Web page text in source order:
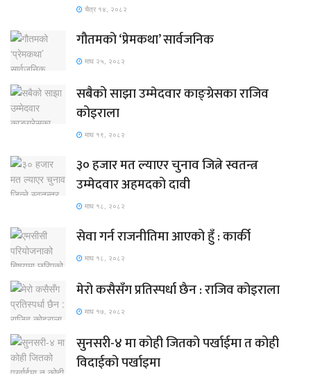
चैत्र १४, २०८२
गौतमको ‘प्रेमकथा’ सार्वजनिक
माघ २५, २०८२
सबैको साझा उम्मेदवार काङ्ग्रेसका राजिव
कोइराला
माघ १९, २०८२
३० हजार मत ल्याएर चुनाव जित्ने स्वतन्त्र
उम्मेदवार अहमदको दावी
माघ १८, २०८२
सेवा गर्न राजनीतिमा आएको हुँ : कार्की
माघ १८, २०८२
मेरो कसैसँग प्रतिस्पर्धा छैन : राजिव कोइराला
माघ १७, २०८२
सुनसरी-४ मा कोही जितको पर्खाईमा त कोही
विदाईको पर्खाइमा